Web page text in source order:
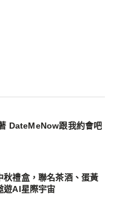
DateMeNow跟我約會吧
禮盒，聯名茶酒、蛋黃
遊AI星際宇宙